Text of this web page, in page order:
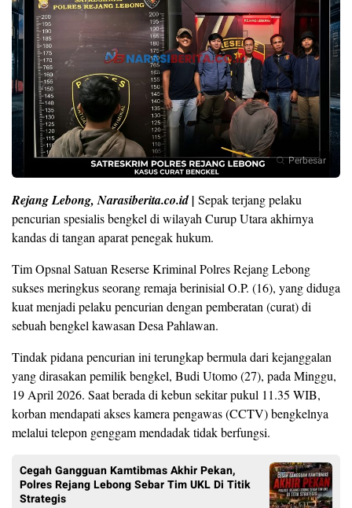
Perbesar
Rejang Lebong, Narasiberita.co.id | Sepak terjang pelaku
pencurian spesialis bengkel di wilayah Curup Utara akhirnya
kandas di tangan aparat penegak hukum.
Tim Opsnal Satuan Reserse Kriminal Polres Rejang Lebong
sukses meringkus seorang remaja berinisial O.P. (16), yang diduga
kuat menjadi pelaku pencurian dengan pemberatan (curat) di
sebuah bengkel kawasan Desa Pahlawan.
Tindak pidana pencurian ini terungkap bermula dari kejanggalan
yang dirasakan pemilik bengkel, Budi Utomo (27), pada Minggu,
19 April 2026. Saat berada di kebun sekitar pukul 11.35 WIB,
korban mendapati akses kamera pengawas (CCTV) bengkelnya
melalui telepon genggam mendadak tidak berfungsi.
Cegah Gangguan Kamtibmas Akhir Pekan,
Polres Rejang Lebong Sebar Tim UKL Di Titik
Strategis